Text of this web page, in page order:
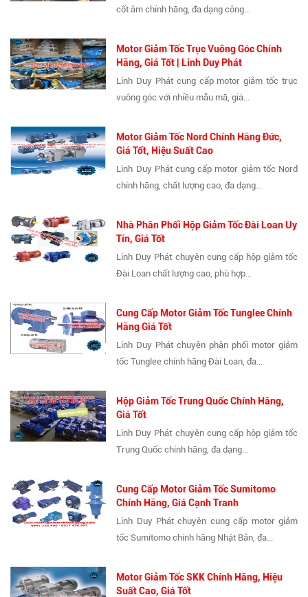
cốt âm chính hãng, đa dạng công...
Motor Giảm Tốc Trục Vuông Góc Chính
Hãng, Giá Tốt | Linh Duy Phát
Linh Duy Phát cung cấp motor giảm tốc trục
vuông góc với nhiều mẫu mã, giá...
Motor Giảm Tốc Nord Chính Hãng Đức,
Giá Tốt, Hiệu Suất Cao
Linh Duy Phát cung cấp motor giảm tốc Nord
chính hãng, chất lượng cao, đa dạng...
Nhà Phân Phối Hộp Giảm Tốc Đài Loan Uy
Tín, Giá Tốt
Linh Duy Phát chuyên cung cấp hộp giảm tốc
Đài Loan chất lượng cao, phù hợp...
Cung Cấp Motor Giảm Tốc Tunglee Chính
Hãng Giá Tốt
Linh Duy Phát chuyên phân phối motor giảm
tốc Tunglee chính hãng Đài Loan, đa...
Hộp Giảm Tốc Trung Quốc Chính Hãng,
Giá Tốt
Linh Duy Phát chuyên cung cấp hộp giảm tốc
Trung Quốc chính hãng, đa dạng...
Cung Cấp Motor Giảm Tốc Sumitomo
Chính Hãng, Giá Cạnh Tranh
Linh Duy Phát chuyên cung cấp motor giảm
tốc Sumitomo chính hãng Nhật Bản, đa...
Motor Giảm Tốc SKK Chính Hãng, Hiệu
Suất Cao, Giá Tốt